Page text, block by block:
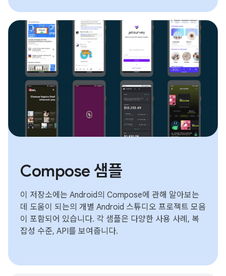
Compose 샘플
이 저장소에는 Android의 Compose에 관해 알아보는
데 도움이 되는의 개별 Android 스튜디오 프로젝트 모음
이 포함되어 있습니다. 각 샘플은 다양한 사용 사례, 복
잡성 수준, API를 보여줍니다.